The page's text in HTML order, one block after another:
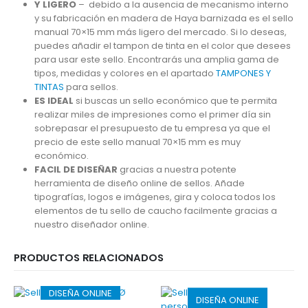
Y LIGERO– debido a la ausencia de mecanismo interno
y su fabricación en madera de Haya barnizada es el sello
manual 70×15 mm más ligero del mercado. Si lo deseas,
puedes añadir el tampon de tinta en el color que desees
para usar este sello. Encontrarás una amplia gama de
tipos, medidas y colores en el apartado TAMPONES Y
TINTAS para sellos.
ES IDEAL si buscas un sello económico que te permita
realizar miles de impresiones como el primer día sin
sobrepasar el presupuesto de tu empresa ya que el
precio de este sello manual 70×15 mm es muy
económico.
FACIL DE DISEÑAR gracias a nuestra potente
herramienta de diseño online de sellos. Añade
tipografías, logos e imágenes, gira y coloca todos los
elementos de tu sello de caucho facilmente gracias a
nuestro diseñador online.
PRODUCTOS RELACIONADOS
DISEÑA ONLINE
DISEÑA ONLINE